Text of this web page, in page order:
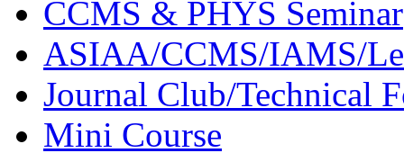
CCMS & PHYS Seminar
ASIAA/CCMS/IAMS/
Journal Club/Technical
Mini Course